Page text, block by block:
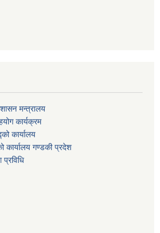
मन्त्रालय
कार्यक्रम
कार्यालय
कार्यालय गण्डकी प्रदेश